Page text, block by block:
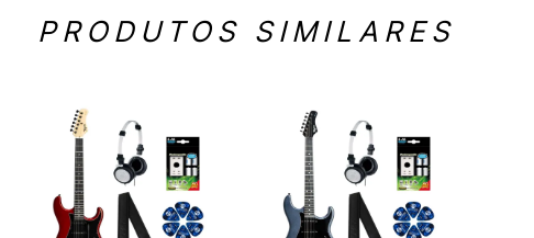
PRODUTOS SIMILARES